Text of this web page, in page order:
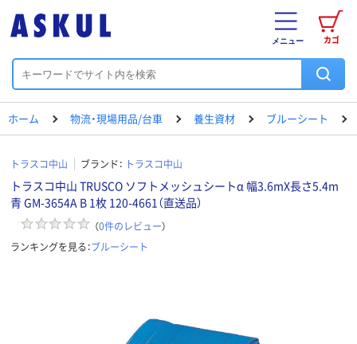
カゴ
メニュー
ホーム 物流・現場用品/台車 養生資材 ブルーシート
トラスコ中山 ブランド： トラスコ中山
トラスコ中山 TRUSCO ソフトメッシュシートα 幅3.6mX長さ5.4m
青 GM-3654A B 1枚 120-4661（直送品）
（0件のレビュー）
ランキングを見る：ブルーシート